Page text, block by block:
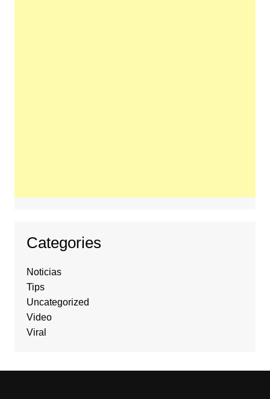
Categories
Noticias
Tips
Uncategorized
Video
Viral